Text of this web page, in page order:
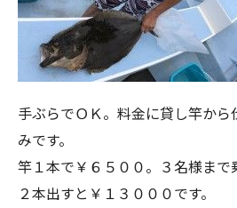
手ぶらでＯＫ。料金に貸し竿か
みです。
竿１本で￥６５００。３名様まで
２本出すと￥１３０００です。